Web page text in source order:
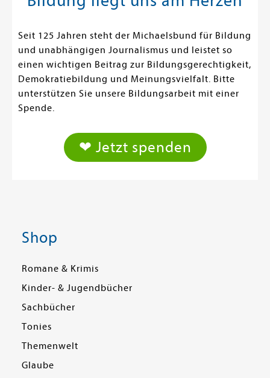
Seit 125 Jahren steht der Michaelsbund für Bildung
und unabhängigen Journalismus und leistet so
einen wichtigen Beitrag zur Bildungsgerechtigkeit,
Demokratiebildung und Meinungsvielfalt. Bitte
unterstützen Sie unsere Bildungsarbeit mit einer
Spende.
❤ Jetzt spenden
Shop
Romane & Krimis
Kinder- & Jugendbücher
Sachbücher
Tonies
Themenwelt
Glaube